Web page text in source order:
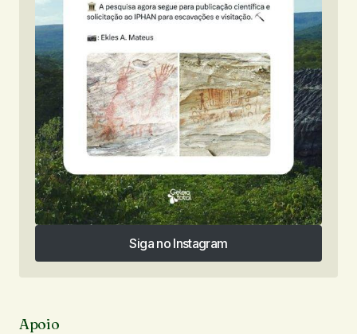
Siga no Instagram
Siga no Instagram
Apoio